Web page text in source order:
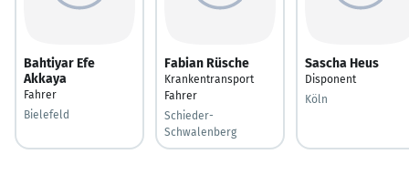
Bahtiyar Efe
Akkaya
Fahrer
Bielefeld
Fabian Rüsche
Krankentransport
Fahrer
Schieder-
Schwalenberg
Sascha Heus
Disponent
Köln